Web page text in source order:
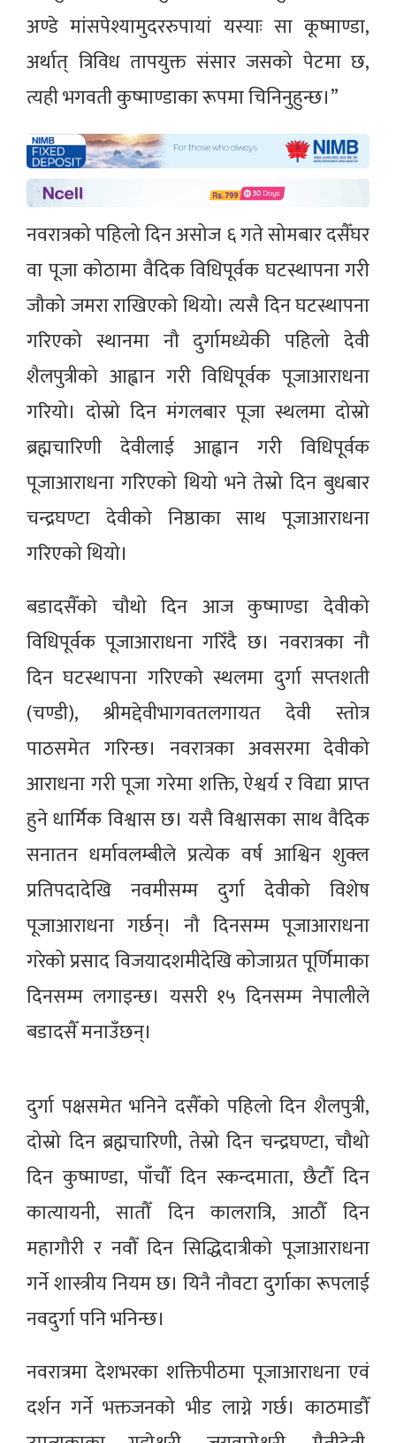
अण्डे मांसपेश्यामुदररुपायां यस्याः सा कूष्माण्डा,
अर्थात् त्रिविध तापयुक्त संसार जसको पेटमा छ,
त्यही भगवती कुष्माण्डाका रूपमा चिनिनुहुन्छ।”
नवरात्रको पहिलो दिन असोज ६ गते सोमबार दसैँघर
वा पूजा कोठामा वैदिक विधिपूर्वक घटस्थापना गरी
जौको जमरा राखिएको थियो। त्यसै दिन घटस्थापना
गरिएको स्थानमा नौ दुर्गामध्येकी पहिलो देवी
शैलपुत्रीको आह्वान गरी विधिपूर्वक पूजाआराधना
गरियो। दोस्रो दिन मंगलबार पूजा स्थलमा दोस्रो
ब्रह्मचारिणी देवीलाई आह्वान गरी विधिपूर्वक
पूजाआराधना गरिएको थियो भने तेस्रो दिन बुधबार
चन्द्रघण्टा देवीको निष्ठाका साथ पूजाआराधना
गरिएको थियो।
बडादसैँको चौथो दिन आज कुष्माण्डा देवीको
विधिपूर्वक पूजाआराधना गरिँदै छ। नवरात्रका नौ
दिन घटस्थापना गरिएको स्थलमा दुर्गा सप्तशती
(चण्डी), श्रीमद्देवीभागवतलगायत देवी स्तोत्र
पाठसमेत गरिन्छ। नवरात्रका अवसरमा देवीको
आराधना गरी पूजा गरेमा शक्ति, ऐश्वर्य र विद्या प्राप्त
हुने धार्मिक विश्वास छ। यसै विश्वासका साथ वैदिक
सनातन धर्मावलम्बीले प्रत्येक वर्ष आश्विन शुक्ल
प्रतिपदादेखि नवमीसम्म दुर्गा देवीको विशेष
पूजाआराधना गर्छन्। नौ दिनसम्म पूजाआराधना
गरेको प्रसाद विजयादशमीदेखि कोजाग्रत पूर्णिमाका
दिनसम्म लगाइन्छ। यसरी १५ दिनसम्म नेपालीले
बडादसैँ मनाउँछन्।
दुर्गा पक्षसमेत भनिने दसैँको पहिलो दिन शैलपुत्री,
दोस्रो दिन ब्रह्मचारिणी, तेस्रो दिन चन्द्रघण्टा, चौथो
दिन कुष्माण्डा, पाँचौँ दिन स्कन्दमाता, छैटौँ दिन
कात्यायनी, सातौँ दिन कालरात्रि, आठौँ दिन
महागौरी र नवौँ दिन सिद्धिदात्रीको पूजाआराधना
गर्ने शास्त्रीय नियम छ। यिनै नौवटा दुर्गाका रूपलाई
नवदुर्गा पनि भनिन्छ।
नवरात्रमा देशभरका शक्तिपीठमा पूजाआराधना एवं
दर्शन गर्ने भक्तजनको भीड लाग्ने गर्छ। काठमाडौँ